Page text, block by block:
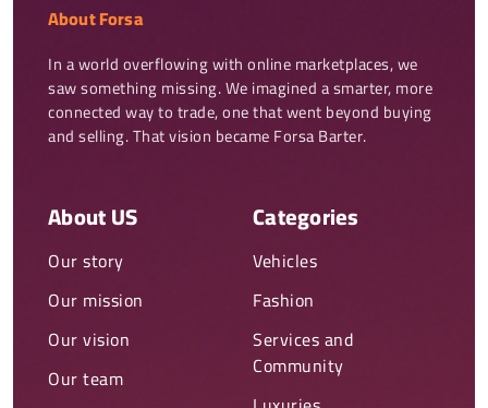
About Forsa
In a world overflowing with online marketplaces, we
saw something missing. We imagined a smarter, more
connected way to trade, one that went beyond buying
and selling. That vision became Forsa Barter.
About US
Our story
Our mission
Our vision
Our team
Categories
Vehicles
Fashion
Services and
Community